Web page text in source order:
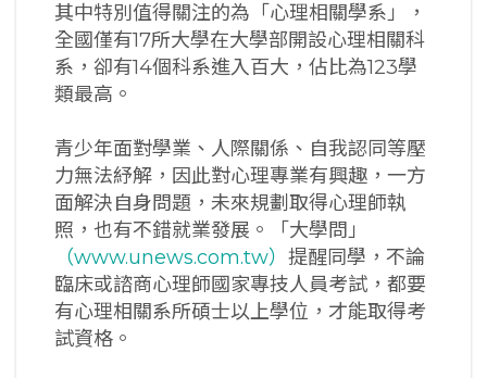
其中特別值得關注的為「心理相關學系」，
全國僅有17所大學在大學部開設心理相關科
系，卻有14個科系進入百大，佔比為123學
類最高。
青少年面對學業、人際關係、自我認同等壓
力無法紓解，因此對心理專業有興趣，一方
面解決自身問題，未來規劃取得心理師執
照，也有不錯就業發展。「大學問」
（www.unews.com.tw） 提醒同學，不論
臨床或諮商心理師國家專技人員考試，都要
有心理相關系所碩士以上學位，才能取得考
試資格。